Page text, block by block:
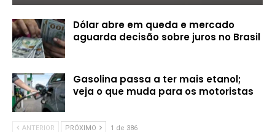
Dólar abre em queda e mercado
aguarda decisão sobre juros no Brasil
Gasolina passa a ter mais etanol;
veja o que muda para os motoristas
ANTERIOR PRÓXIMO 1 de 386